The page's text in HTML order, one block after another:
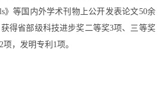
》等国内外学术刊物上公开发表论文50余
得省部级科技进步奖二等奖3项、三等奖
，发明专利1项。